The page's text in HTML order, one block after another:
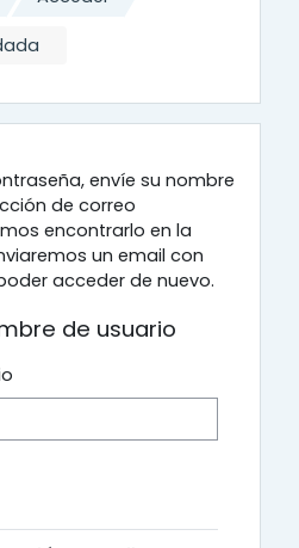
envíe su nombre
de correo
encontrarlo en la
un email con
acceder de nuevo.
de usuario